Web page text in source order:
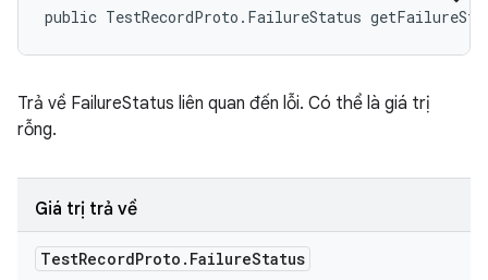
public TestRecordProto.FailureStatus
Trả về FailureStatus liên quan đến lỗi. Có thể là giá trị
rỗng.
Giá trị trả về
TestRecordProto . FailureStatus